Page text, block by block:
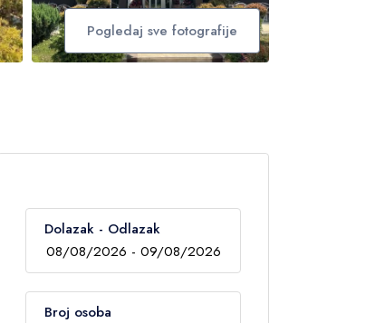
Pogledaj sve fotografije
Dolazak - Odlazak
Broj osoba